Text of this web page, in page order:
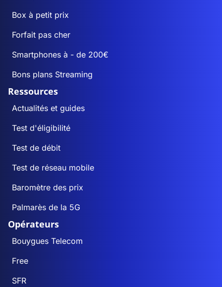
Box à petit prix
Forfait pas cher
Smartphones à - de 200€
Bons plans Streaming
Ressources
Actualités et guides
Test d'éligibilité
Test de débit
Test de réseau mobile
Baromètre des prix
Palmarès de la 5G
Opérateurs
Bouygues Telecom
Free
SFR